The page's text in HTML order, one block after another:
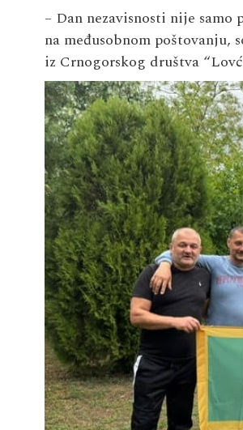
– Dan nezavisnosti nije samo
na međusobnom
iz Crnogorskog društva